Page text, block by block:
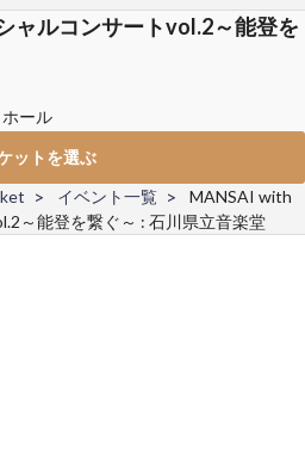
ャルコンサートvol.2～能登を
ール
ットを選ぶ
イベント一覧
MANSAI with
～能登を繋ぐ～ : 石川県立音楽堂